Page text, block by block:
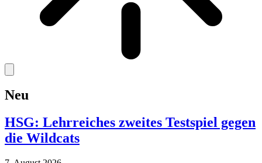
Neu
HSG: Lehrreiches zweites Testspiel gegen
die Wildcats